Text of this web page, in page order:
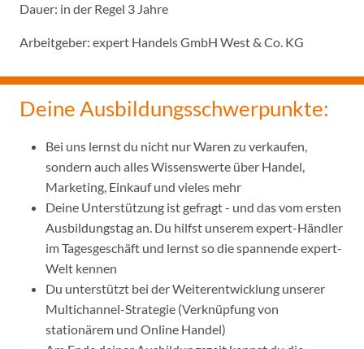
Dauer: in der Regel 3 Jahre
Arbeitgeber: expert Handels GmbH West & Co. KG
Deine Ausbildungsschwerpunkte:
Bei uns lernst du nicht nur Waren zu verkaufen,
sondern auch alles Wissenswerte über Handel,
Marketing, Einkauf und vieles mehr
Deine Unterstützung ist gefragt - und das vom ersten
Ausbildungstag an. Du hilfst unserem expert-Händler
im Tagesgeschäft und lernst so die spannende expert-
Welt kennen
Du unterstützt bei der Weiterentwicklung unserer
Multichannel-Strategie (Verknüpfung von
stationärem und Online Handel)